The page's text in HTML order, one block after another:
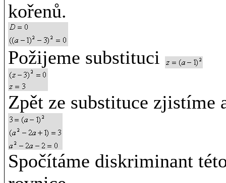
kořenů.
Požijeme substituci
Zpět ze substituce zjistíme
Spočítáme diskriminant